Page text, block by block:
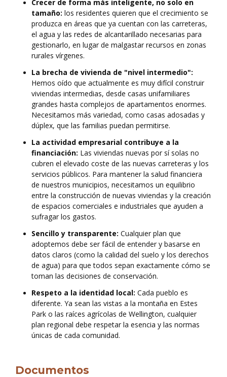
Crecer de forma más inteligente, no solo en
tamaño: los residentes quieren que el crecimiento se
produzca en áreas que ya cuentan con las carreteras,
el agua y las redes de alcantarillado necesarias para
gestionarlo, en lugar de malgastar recursos en zonas
rurales vírgenes.
La brecha de vivienda de "nivel intermedio":
Hemos oído que actualmente es muy difícil construir
viviendas intermedias, desde casas unifamiliares
grandes hasta complejos de apartamentos enormes.
Necesitamos más variedad, como casas adosadas y
dúplex, que las familias puedan permitirse.
La actividad empresarial contribuye a la
financiación: Las viviendas nuevas por sí solas no
cubren el elevado coste de las nuevas carreteras y los
servicios públicos. Para mantener la salud financiera
de nuestros municipios, necesitamos un equilibrio
entre la construcción de nuevas viviendas y la creación
de espacios comerciales e industriales que ayuden a
sufragar los gastos.
Sencillo y transparente: Cualquier plan que
adoptemos debe ser fácil de entender y basarse en
datos claros (como la calidad del suelo y los derechos
de agua) para que todos sepan exactamente cómo se
toman las decisiones de conservación.
Respeto a la identidad local: Cada pueblo es
diferente. Ya sean las vistas a la montaña en Estes
Park o las raíces agrícolas de Wellington, cualquier
plan regional debe respetar la esencia y las normas
únicas de cada comunidad.
Documentos